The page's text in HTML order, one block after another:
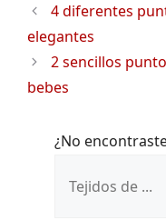
4 diferentes
elegantes
2 sencillos
bebes
¿No